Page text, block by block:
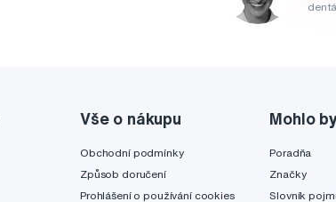
Vše o nákupu
Obchodní podmínky
Způsob doručení
Prohlášení o používání cookies
Mohlo
Poradňa
Značky
Slovník